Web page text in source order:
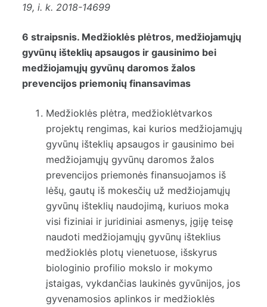
19, i. k. 2018-14699
6 straipsnis. Medžioklės plėtros, medžiojamųjų
gyvūnų išteklių apsaugos ir gausinimo bei
medžiojamųjų gyvūnų daromos žalos
prevencijos priemonių finansavimas
Medžioklės plėtra, medžioklėtvarkos
projektų rengimas, kai kurios medžiojamųjų
gyvūnų išteklių apsaugos ir gausinimo bei
medžiojamųjų gyvūnų daromos žalos
prevencijos priemonės finansuojamos iš
lėšų, gautų iš mokesčių už medžiojamųjų
gyvūnų išteklių naudojimą, kuriuos moka
visi fiziniai ir juridiniai asmenys, įgiję teisę
naudoti medžiojamųjų gyvūnų išteklius
medžioklės plotų vienetuose, išskyrus
biologinio profilio mokslo ir mokymo
įstaigas, vykdančias laukinės gyvūnijos, jos
gyvenamosios aplinkos ir medžioklės